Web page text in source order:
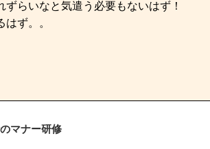
らいなと気遣う必要もないはず！
ず。。
マナー研修